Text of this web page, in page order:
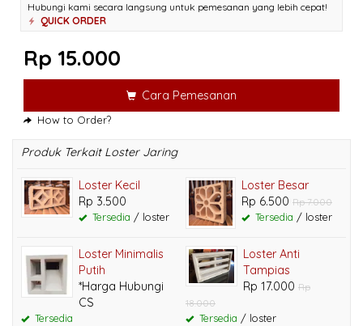
Hubungi kami secara langsung untuk pemesanan yang lebih cepat!
QUICK ORDER
Rp 15.000
Cara Pemesanan
How to Order?
Produk Terkait Loster Jaring
Loster Kecil
Rp 3.500
Tersedia / loster
Loster Besar
Rp 6.500 Rp 7.000
Tersedia / loster
Loster Minimalis
Putih
*Harga Hubungi
CS
Tersedia
Loster Anti
Tampias
Rp 17.000 Rp
18.000
Tersedia / loster